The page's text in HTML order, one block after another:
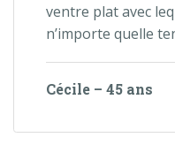
ventre plat avec
n’importe quelle
Cécile – 45 ans